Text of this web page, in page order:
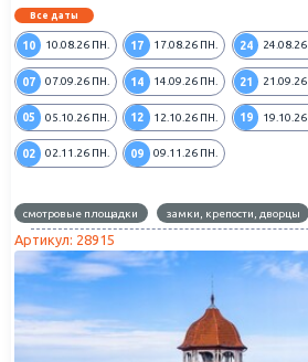
Все даты
10 10.08.26 ПН. 17 17.08.26 ПН. 24 24.08.26
07 07.09.26 ПН. 14 14.09.26 ПН. 21 21.09.26
05 05.10.26 ПН. 12 12.10.26 ПН. 19 19.10.26
02 02.11.26 ПН. 09 09.11.26 ПН.
смотровые площадки замки, крепости, дворцы
Артикул: 28915